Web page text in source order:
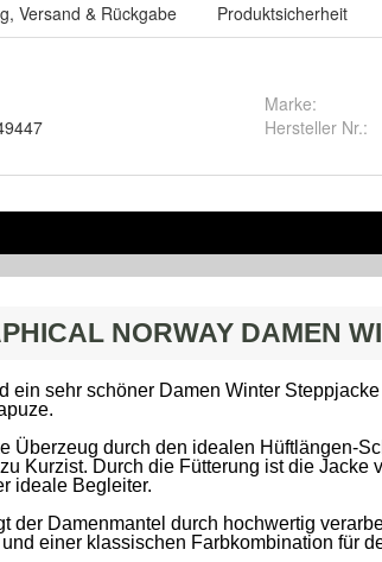
Versand & Rückgabe Produktsicherheit
Marke:
Hersteller Nr.: